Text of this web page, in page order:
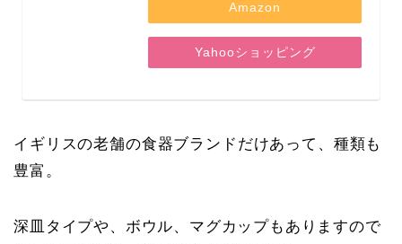
Amazon
Yahooショッピング
イギリスの老舗の食器ブランドだけあって、種類も
豊富。
深皿タイプや、 ボウル、マグカップもありますので